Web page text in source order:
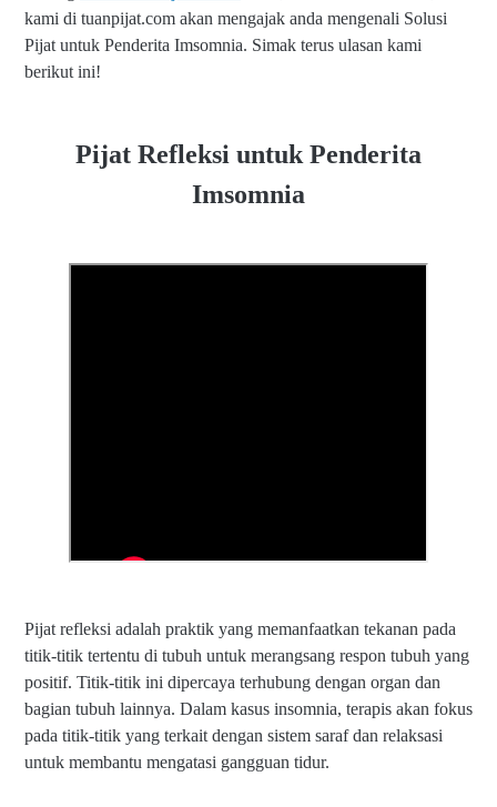
kami di tuanpijat.com akan mengajak anda mengenali Solusi
Pijat untuk Penderita Imsomnia. Simak terus ulasan kami
berikut ini!
Pijat Refleksi untuk Penderita
Imsomnia
Pijat refleksi adalah praktik yang memanfaatkan tekanan pada
titik-titik tertentu di tubuh untuk merangsang respon tubuh yang
positif. Titik-titik ini dipercaya terhubung dengan organ dan
bagian tubuh lainnya. Dalam kasus insomnia, terapis akan fokus
pada titik-titik yang terkait dengan sistem saraf dan relaksasi
untuk membantu mengatasi gangguan tidur.